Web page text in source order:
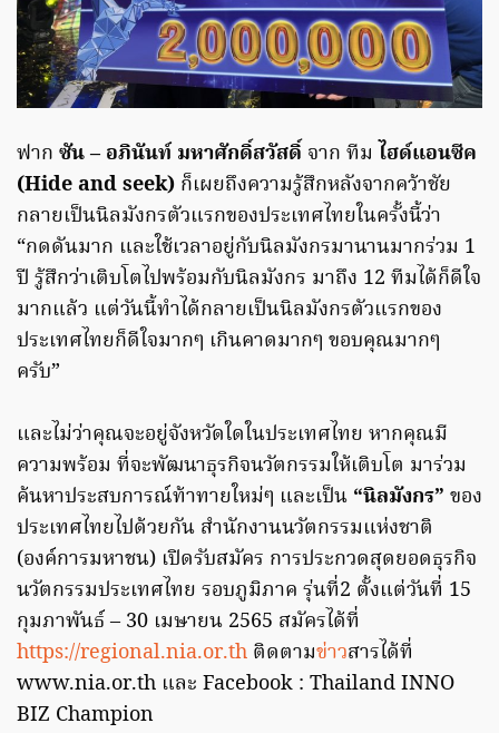
ฟาก ซัน – อภินันท์ มหาศักดิ์สวัสดิ์ จาก ทีม ไฮด์แอนซีค
(Hide and seek) ก็เผยถึงความรู้สึกหลังจากคว้าชัย
กลายเป็นนิลมังกรตัวแรกของประเทศไทยในครั้งนี้ว่า
“กดดันมาก และใช้เวลาอยู่กับนิลมังกรมานานมากร่วม 1
ปี รู้สึกว่าเติบโตไปพร้อมกับนิลมังกร มาถึง 12 ทีมได้ก็ดีใจ
มากแล้ว แต่วันนี้ทำได้กลายเป็นนิลมังกรตัวแรกของ
ประเทศไทยก็ดีใจมากๆ เกินคาดมากๆ ขอบคุณมากๆ
ครับ”
และไม่ว่าคุณจะอยู่จังหวัดใดในประเทศไทย หากคุณมี
ความพร้อม ที่จะพัฒนาธุรกิจนวัตกรรมให้เติบโต มาร่วม
ค้นหาประสบการณ์ท้าทายใหม่ๆ และเป็น “นิลมังกร” ของ
ประเทศไทยไปด้วยกัน สำนักงานนวัตกรรมแห่งชาติ
(องค์การมหาชน) เปิดรับสมัคร การประกวดสุดยอดธุรกิจ
นวัตกรรมประเทศไทย รอบภูมิภาค รุ่นที่2 ตั้งแต่วันที่ 15
กุมภาพันธ์ – 30 เมษายน 2565 สมัครได้ที่
https://regional.nia.or.th ติดตามข่าวสารได้ที่
www.nia.or.th และ Facebook : Thailand INNO
BIZ Champion